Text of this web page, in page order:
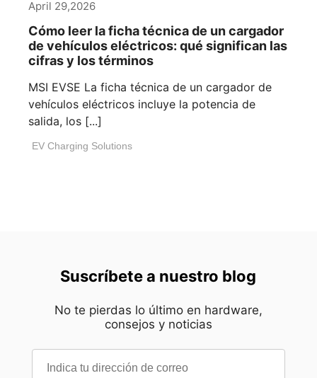
April 29,2026
Cómo leer la ficha técnica de un cargador
de vehículos eléctricos: qué significan las
cifras y los términos
MSI EVSE La ficha técnica de un cargador de
vehículos eléctricos incluye la potencia de
salida, los [...]
EV Charging Solutions
Suscríbete a nuestro blog
No te pierdas lo último en hardware,
consejos y noticias